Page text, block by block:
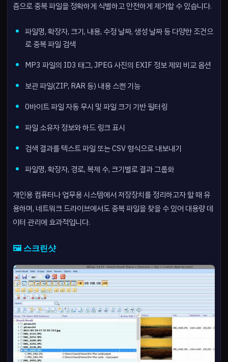
즘으로 중복 파일을 정확하게 식별하고 안전하게 제거할 수 있습니다.
파일명, 확장자, 크기, 내용, 수정 날짜, 생성 날짜 등 다양한 조건으
로 중복 파일 검색
MP3 파일의 ID3 태그, JPEG 사진의 EXIF 정보 제외 비교 옵션
보관 파일(ZIP, RAR 등) 내용 스캔 기능
0바이트 파일 자동 무시 및 파일 크기 기반 필터링
파일 소유자 정보와 하드 링크 표시
검색 결과를 텍스트 파일 또는 CSV 형식으로 내보내기
파일명, 확장자, 경로, 복제 수, 크기별로 결과 그룹화
개인용 컴퓨터나 업무용 시스템에서 저장장치를 정리하고자 할 때 유
용하며, 네트워크 드라이브에서도 중복 파일을 찾을 수 있어 대용량 데
이터 관리에 효과적입니다.
🖼️ 스크린샷